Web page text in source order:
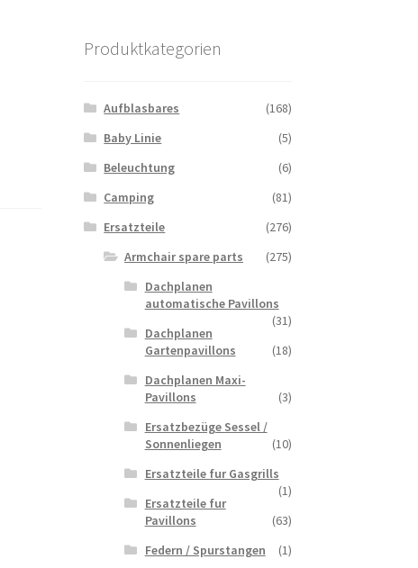
Produktkategorien
Aufblasbares
(168)
Baby Linie
(5)
Beleuchtung
(6)
Camping
(81)
Ersatzteile
(276)
Armchair spare parts
(275)
Dachplanen
automatische Pavillons
(31)
Dachplanen
Gartenpavillons
(18)
Dachplanen Maxi-
Pavillons
(3)
Ersatzbezüge Sessel /
Sonnenliegen
(10)
Ersatzteile fur Gasgrills
(1)
Ersatzteile fur
Pavillons
(63)
Federn / Spurstangen
(1)